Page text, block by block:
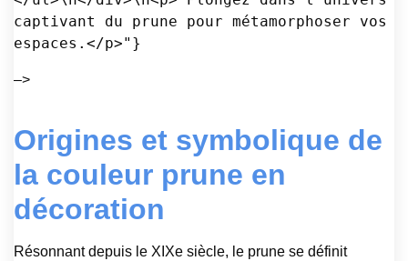
captivant du prune pour métamorphoser vos
espaces.</p>"}
–>
Origines et symbolique de
la couleur prune en
décoration
Résonnant depuis le XIXe siècle, le prune se définit